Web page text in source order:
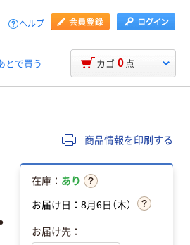
ヘルプ
とで買う カゴ 0 点
商品情報を印刷する
在庫： あり
お届け日：8月6日（木）
お届け先：